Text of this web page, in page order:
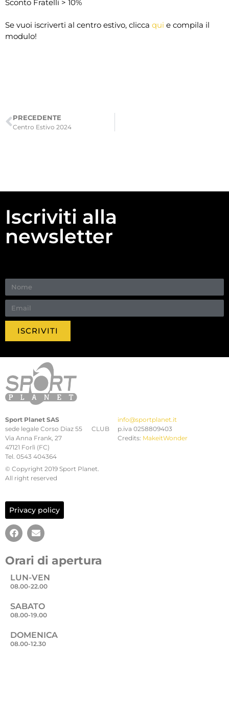
Sconto Fratelli > 10%
Se vuoi iscriverti al centro estivo, clicca qui e compila il
modulo!
PRECEDENTE
Centro Estivo 2024
Iscriviti alla
newsletter
ISCRIVITI
Sport Planet SAS
sede legale Corso Diaz 55 CLUB
Via Anna Frank, 27
47121 Forlì (FC)
Tel. 0543 404364
info@sportplanet.it
p.iva 0258809403
Credits: MakeitWonder
© Copyright 2019 Sport Planet.
All right reserved
Privacy policy
Orari di apertura
LUN-VEN
08.00-22.00
SABATO
08.00-19.00
DOMENICA
08.00-12.30